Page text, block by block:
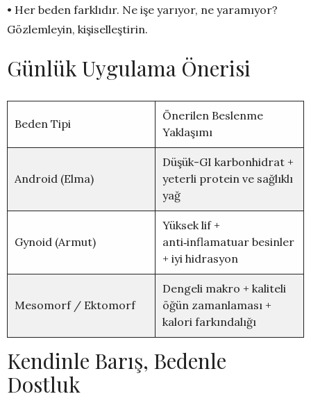
• Her beden farklıdır. Ne işe yarıyor, ne yaramıyor?
Gözlemleyin, kişiselleştirin.
Günlük Uygulama Önerisi
Beden Tipi
Önerilen Beslenme
Yaklaşımı
Android (Elma)
Düşük-GI karbonhidrat +
yeterli protein ve sağlıklı
yağ
Gynoid (Armut)
Yüksek lif +
anti‑inflamatuar besinler
+ iyi hidrasyon
Mesomorf / Ektomorf
Dengeli makro + kaliteli
öğün zamanlaması +
kalori farkındalığı
Kendinle Barış, Bedenle
Dostluk